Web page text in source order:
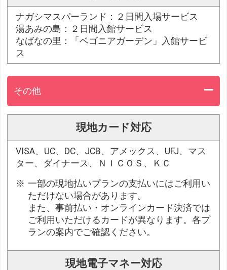
ナガシマスパーランド：２日間入場サービス
湯あみの島：２日間入館サービス
なばなの里：「ベゴニアガーデン」入館サービ
ス
その他
現地カード対応
VISA、UC、DC、JCB、アメックス、UFJ、マス
ター、ダイナース、ＮＩＣＯＳ、ＫＣ
一部の現地払いプランの支払いにはご利用い
ただけない場合があります。
また、事前払い・オンラインカード決済では
ご利用いただけるカードが異なります。各プ
ランの案内でご確認ください。
現地電子マネー対応